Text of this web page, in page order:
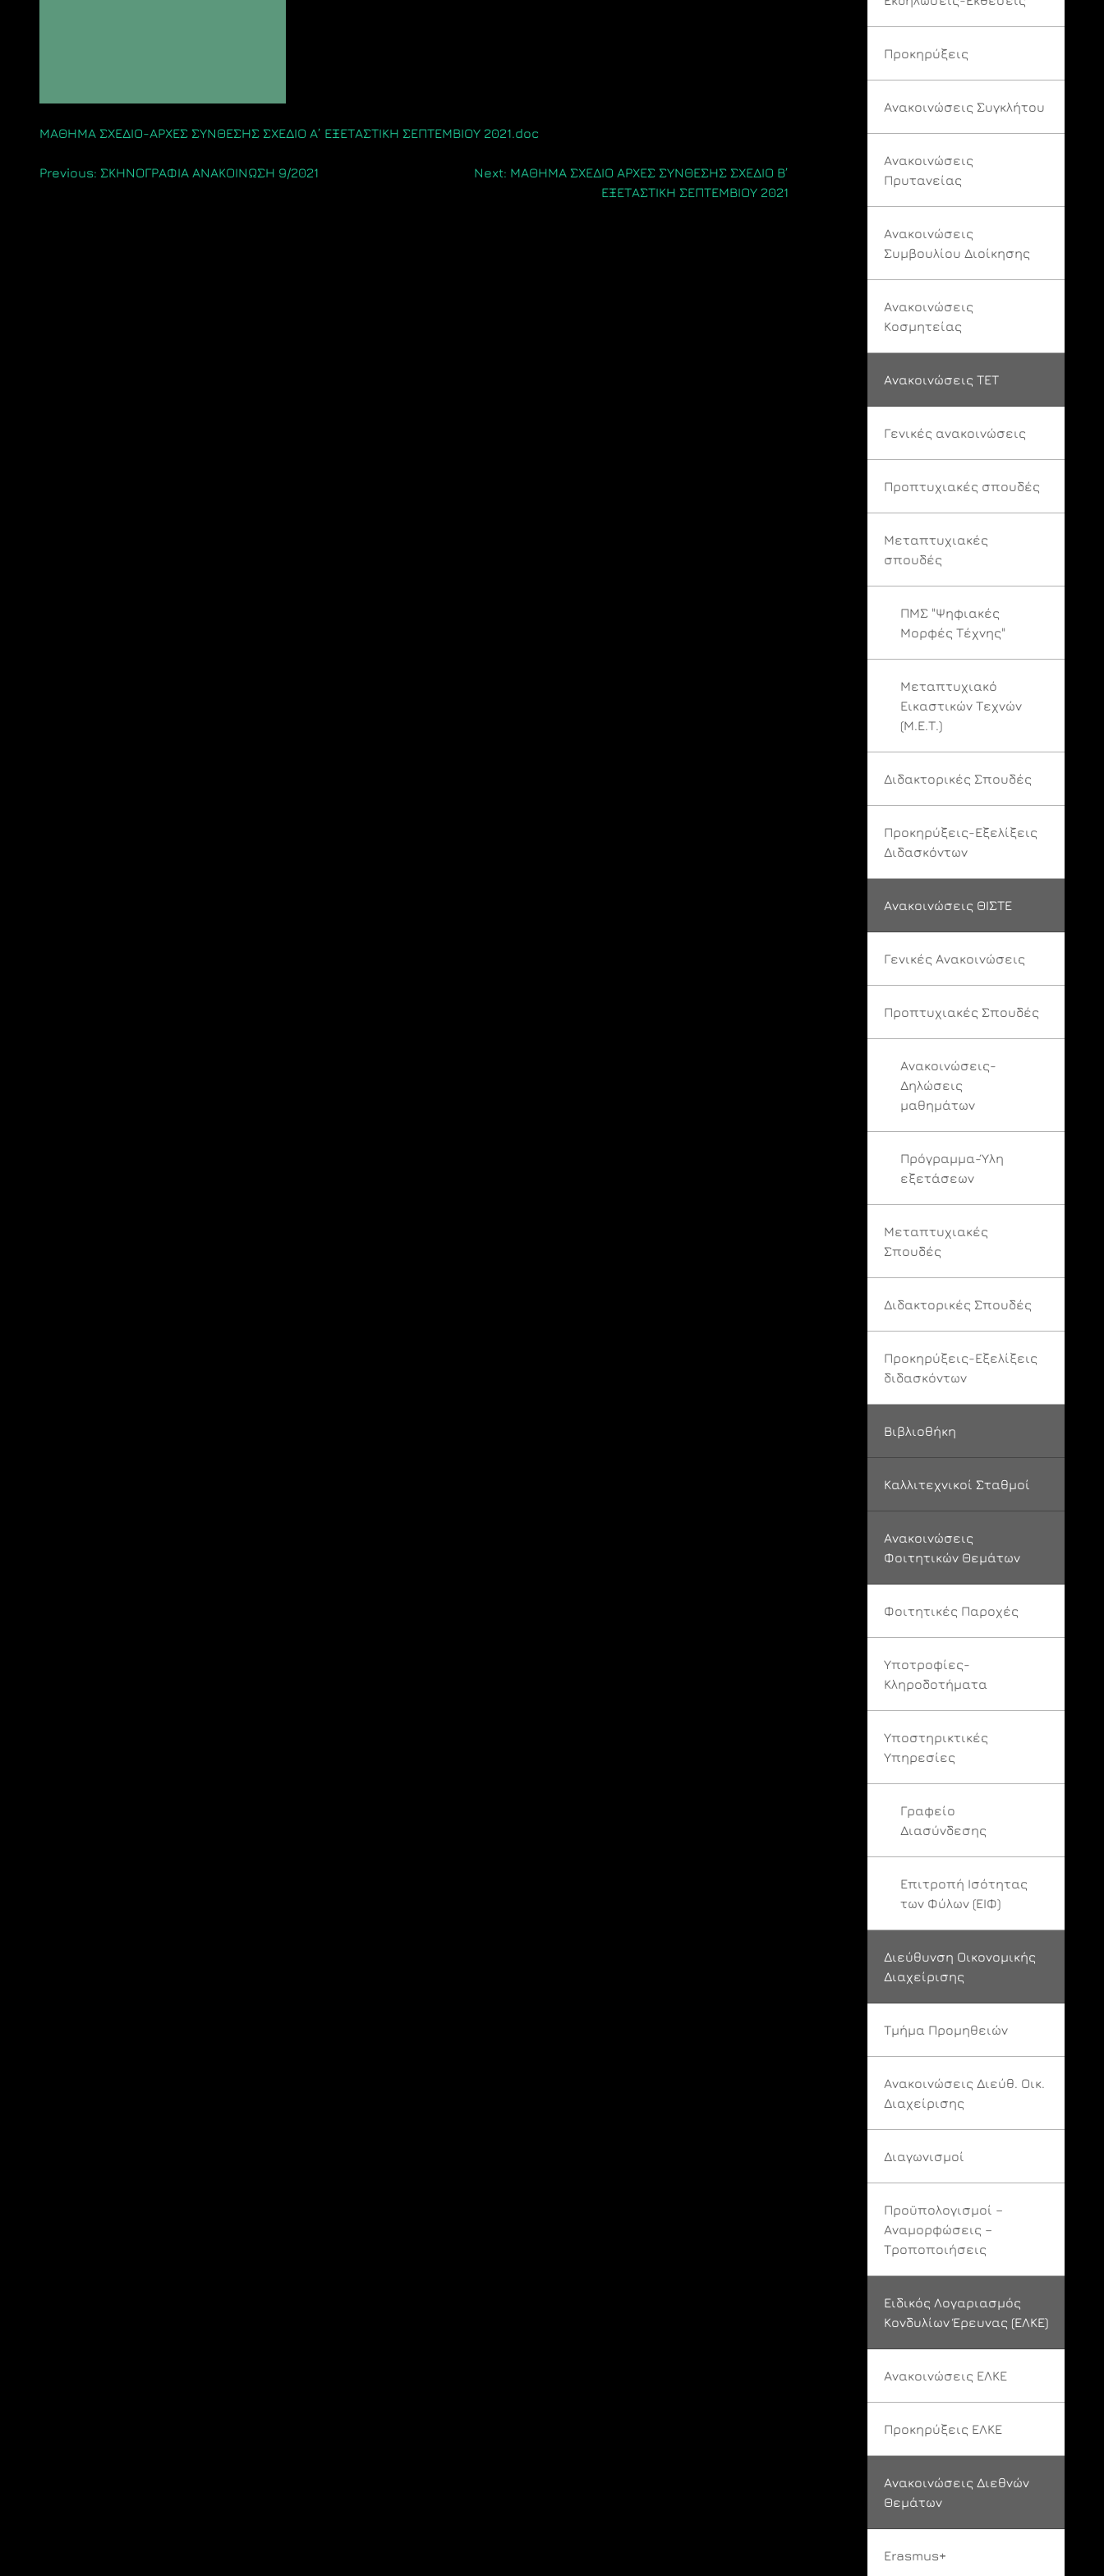
ΜΑΘΗΜΑ ΣΧΕΔΙΟ-ΑΡΧΕΣ ΣΥΝΘΕΣΗΣ ΣΧΕΔΙΟ Α’ ΕΞΕΤΑΣΤΙΚΗ ΣΕΠΤΕΜΒΙΟΥ 2021.doc
Πλοήγηση
Previous: ΣΚΗΝΟΓΡΑΦΙΑ ΑΝΑΚΟΙΝΩΣΗ 9/2021 Next: ΜΑΘΗΜΑ ΣΧΕΔΙΟ ΑΡΧΕΣ ΣΥΝΘΕΣΗΣ ΣΧΕΔΙΟ Β’
ΕΞΕΤΑΣΤΙΚΗ ΣΕΠΤΕΜΒΙΟΥ 2021
Προκηρύξεις
Ανακοινώσεις Συγκλήτου
Ανακοινώσεις
Πρυτανείας
Ανακοινώσεις
Συμβουλίου Διοίκησης
Ανακοινώσεις
Κοσμητείας
Ανακοινώσεις ΤΕΤ
Γενικές ανακοινώσεις
Προπτυχιακές σπουδές
Μεταπτυχιακές
σπουδές
ΠΜΣ "Ψηφιακές
Μορφές Τέχνης"
Μεταπτυχιακό
Εικαστικών Τεχνών
(Μ.Ε.Τ.)
Διδακτορικές Σπουδές
Προκηρύξεις-Εξελίξεις
Διδασκόντων
Ανακοινώσεις ΘΙΣΤΕ
Γενικές Ανακοινώσεις
Προπτυχιακές Σπουδές
Ανακοινώσεις-
Δηλώσεις
μαθημάτων
Πρόγραμμα-Ύλη
εξετάσεων
Μεταπτυχιακές
Σπουδές
Διδακτορικές Σπουδές
Προκηρύξεις-Εξελίξεις
διδασκόντων
Βιβλιοθήκη
Καλλιτεχνικοί Σταθμοί
Ανακοινώσεις
Φοιτητικών Θεμάτων
Φοιτητικές Παροχές
Υποτροφίες-
Κληροδοτήματα
Υποστηρικτικές
Υπηρεσίες
Γραφείο
Διασύνδεσης
Επιτροπή Ισότητας
των Φύλων (ΕΙΦ)
Διεύθυνση Οικονομικής
Διαχείρισης
Τμήμα Προμηθειών
Ανακοινώσεις Διεύθ. Οικ.
Διαχείρισης
Διαγωνισμοί
Προϋπολογισμοί –
Αναμορφώσεις –
Τροποποιήσεις
Ειδικός Λογαριασμός
Κονδυλίων Έρευνας (ΕΛΚΕ)
Ανακοινώσεις ΕΛΚΕ
Προκηρύξεις ΕΛΚΕ
Ανακοινώσεις Διεθνών
Θεμάτων
Erasmus+